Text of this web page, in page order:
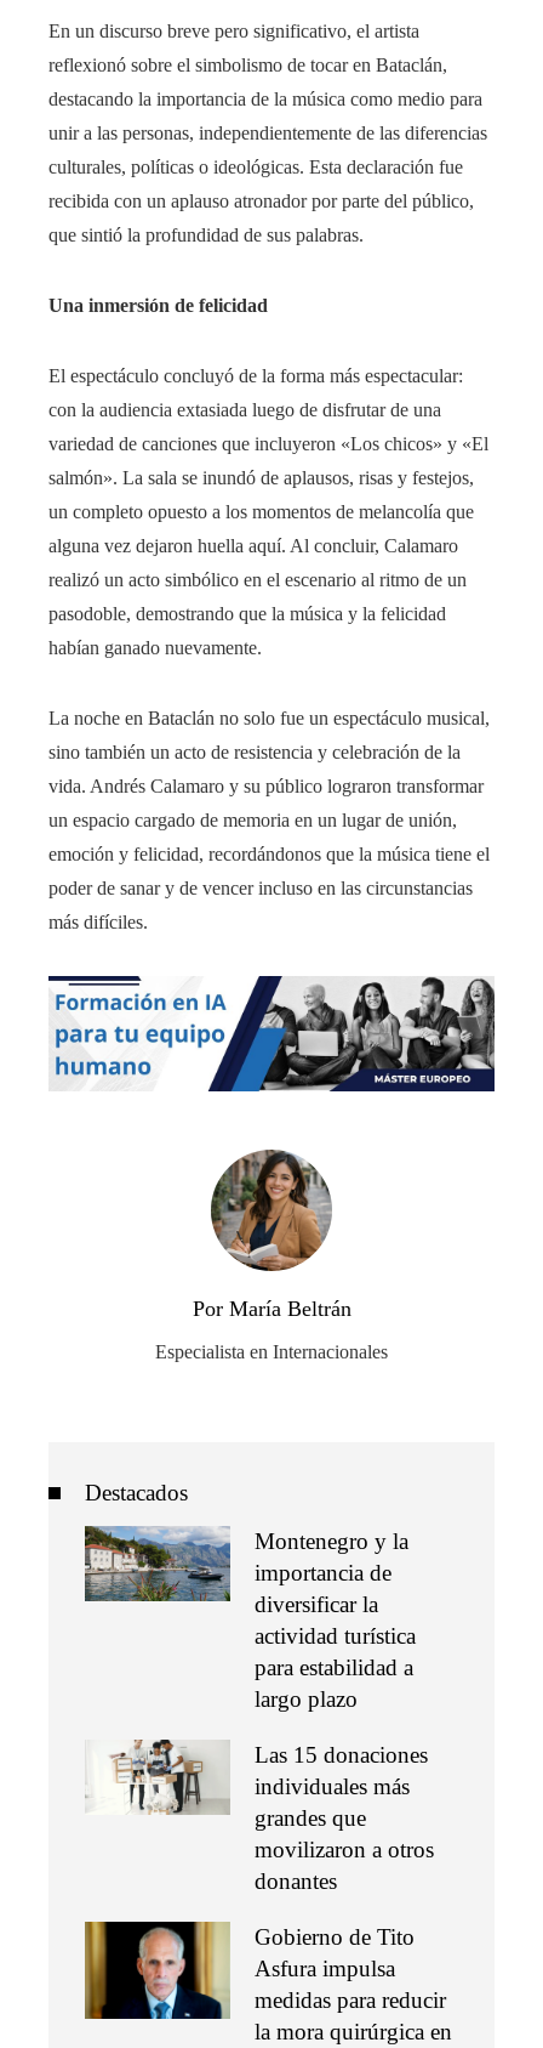
En un discurso breve pero significativo, el artista
reflexionó sobre el simbolismo de tocar en Bataclán,
destacando la importancia de la música como medio para
unir a las personas, independientemente de las diferencias
culturales, políticas o ideológicas. Esta declaración fue
recibida con un aplauso atronador por parte del público,
que sintió la profundidad de sus palabras.
Una inmersión de felicidad
El espectáculo concluyó de la forma más espectacular:
con la audiencia extasiada luego de disfrutar de una
variedad de canciones que incluyeron «Los chicos» y «El
salmón». La sala se inundó de aplausos, risas y festejos,
un completo opuesto a los momentos de melancolía que
alguna vez dejaron huella aquí. Al concluir, Calamaro
realizó un acto simbólico en el escenario al ritmo de un
pasodoble, demostrando que la música y la felicidad
habían ganado nuevamente.
La noche en Bataclán no solo fue un espectáculo musical,
sino también un acto de resistencia y celebración de la
vida. Andrés Calamaro y su público lograron transformar
un espacio cargado de memoria en un lugar de unión,
emoción y felicidad, recordándonos que la música tiene el
poder de sanar y de vencer incluso en las circunstancias
más difíciles.
Por María Beltrán
Especialista en Internacionales
Destacados
Montenegro y la
importancia de
diversificar la
actividad turística
para estabilidad a
largo plazo
Las 15 donaciones
individuales más
grandes que
movilizaron a otros
donantes
Gobierno de Tito
Asfura impulsa
medidas para reducir
la mora quirúrgica en